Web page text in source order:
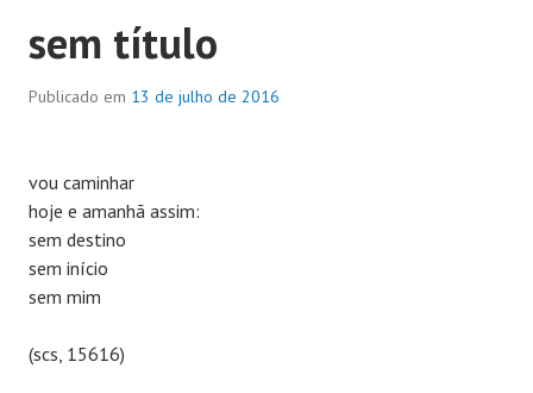
sem título
Publicado em 13 de julho de 2016
vou caminhar
hoje e amanhã assim:
sem destino
sem início
sem mim
(scs, 15616)